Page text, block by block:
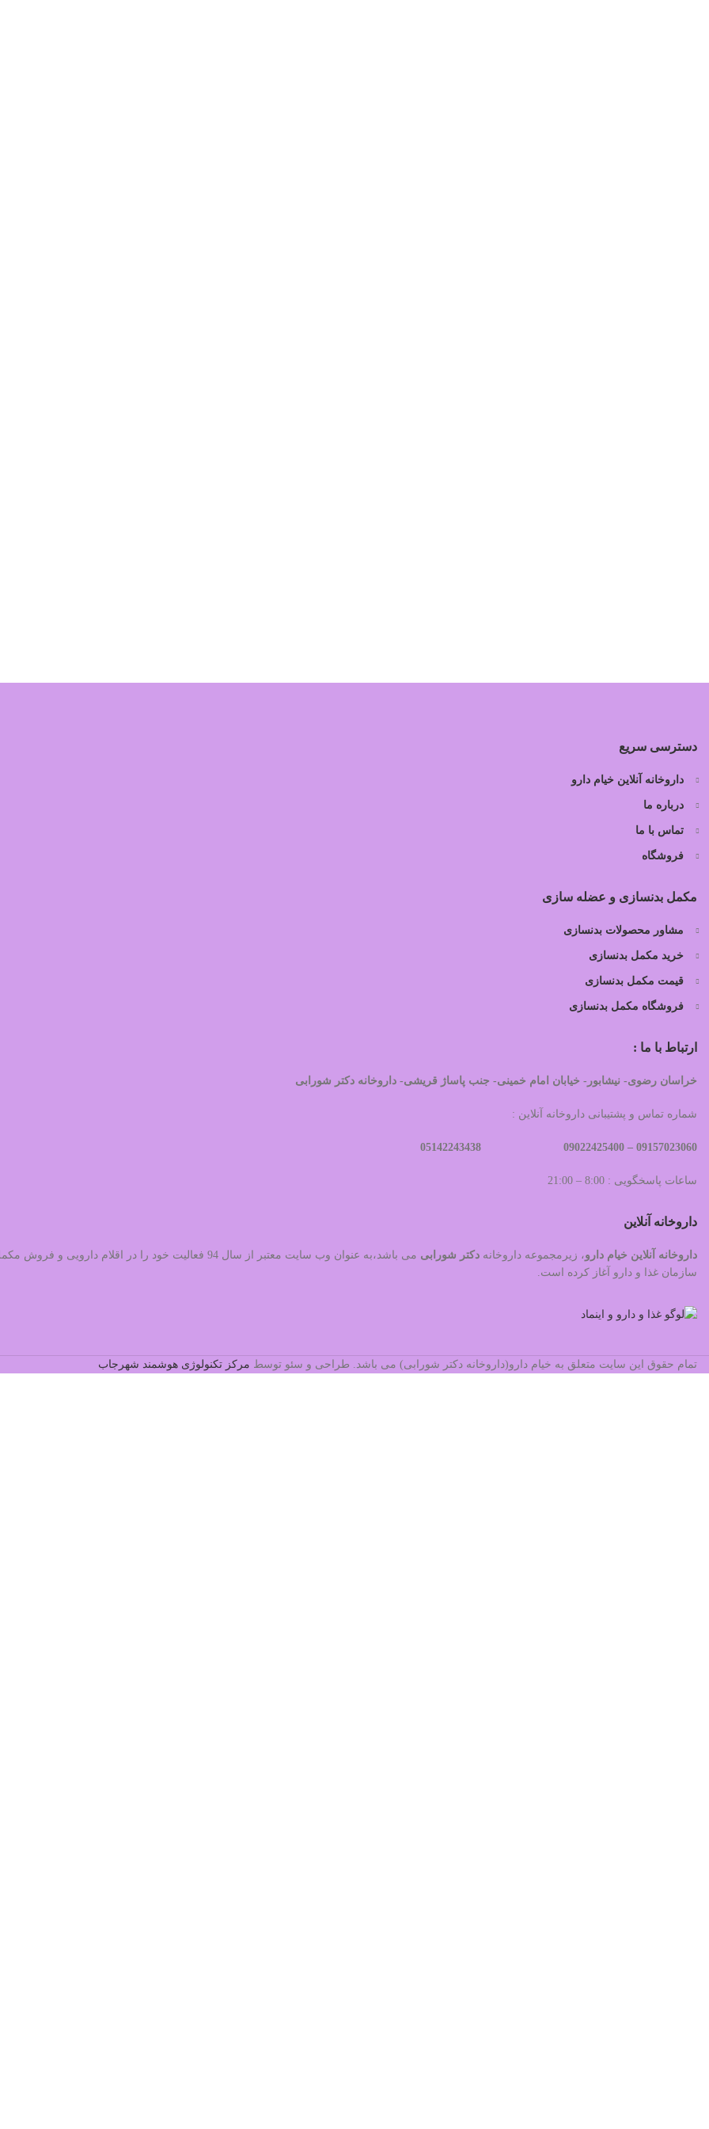
دسترسی سریع
داروخانه آنلاین خیام دارو
درباره ما
تماس با ما
فروشگاه
مکمل بدنسازی و عضله سازی
مشاور محصولات بدنسازی
خرید مکمل بدنسازی
قیمت مکمل بدنسازی
فروشگاه مکمل بدنسازی
ارتباط با ما :
خراسان رضوی- نیشابور- خیابان امام خمینی- جنب پاساژ قریشی- داروخانه دکتر شورابی
شماره تماس و پشتیبانی داروخانه آنلاین :
09157023060 –
ساعات پاسخگویی : 8:00 – 21:00
داروخانه آنلاین
داروخانه آنلاین خیام دارو، زیرمجموعه داروخانه دکتر شورابی
می باشد،به عنوان وب سایت معتبر از سال 94 فعالیت خود
سازمان غذا و دارو آغاز کرده است.
تمام حقوق این سایت متعلق به خیام دارو(داروخانه دکتر شورابی) می باشد. طراحی و سئو توسط مرکز تکنولوژی هوشمند شهرجاب